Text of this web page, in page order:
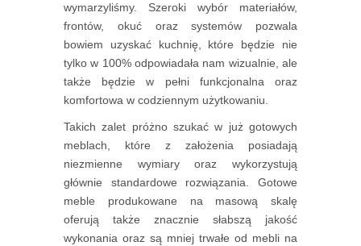
wymarzyliśmy. Szeroki wybór materiałów,
frontów, okuć oraz systemów pozwala
bowiem uzyskać kuchnię, które będzie nie
tylko w 100% odpowiadała nam wizualnie, ale
także będzie w pełni funkcjonalna oraz
komfortowa w codziennym użytkowaniu.
Takich zalet próżno szukać w już gotowych
meblach, które z założenia posiadają
niezmienne wymiary oraz wykorzystują
głównie standardowe rozwiązania. Gotowe
meble produkowane na masową skalę
oferują także znacznie słabszą jakość
wykonania oraz są mniej trwałe od mebli na